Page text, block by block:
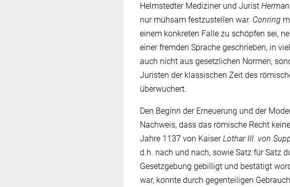
Helmstedter Mediziner und Jurist
nur mühsam festzustellen war. Conring
einem konkreten Falle zu schöpfen sei,
einer fremden Sprache geschrieben, in
auch nicht aus gesetzlichen Normen,
Juristen der klassischen Zeit des
überwuchert.
Den Beginn der Erneuerung und der
Nachweis, dass das römische Recht
Jahre 1137 von KaiserLothar III. von
d.h. nach und nach, sowie Satz für Satz
Gesetzgebung gebilligt und bestätigt
war, konnte durch gegenteiligen